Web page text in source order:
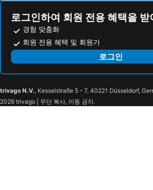
로그인하여 회원 전용 혜택을 받
경험 맞춤화
회원 전용 혜택 및 회원가
로그인
trivago N.V., Kesselstraße 5 – 7, 40221 Düsseldorf,
2026 trivago | 무단 복사, 이동 금지.